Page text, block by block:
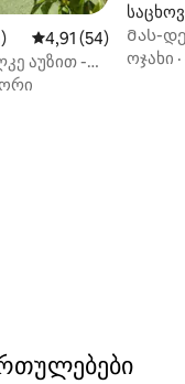
ვილა (კასტელიო ელ გראו) საშუალო
4,91 (54)
აუზით -
Მას-
ოჯახი ·